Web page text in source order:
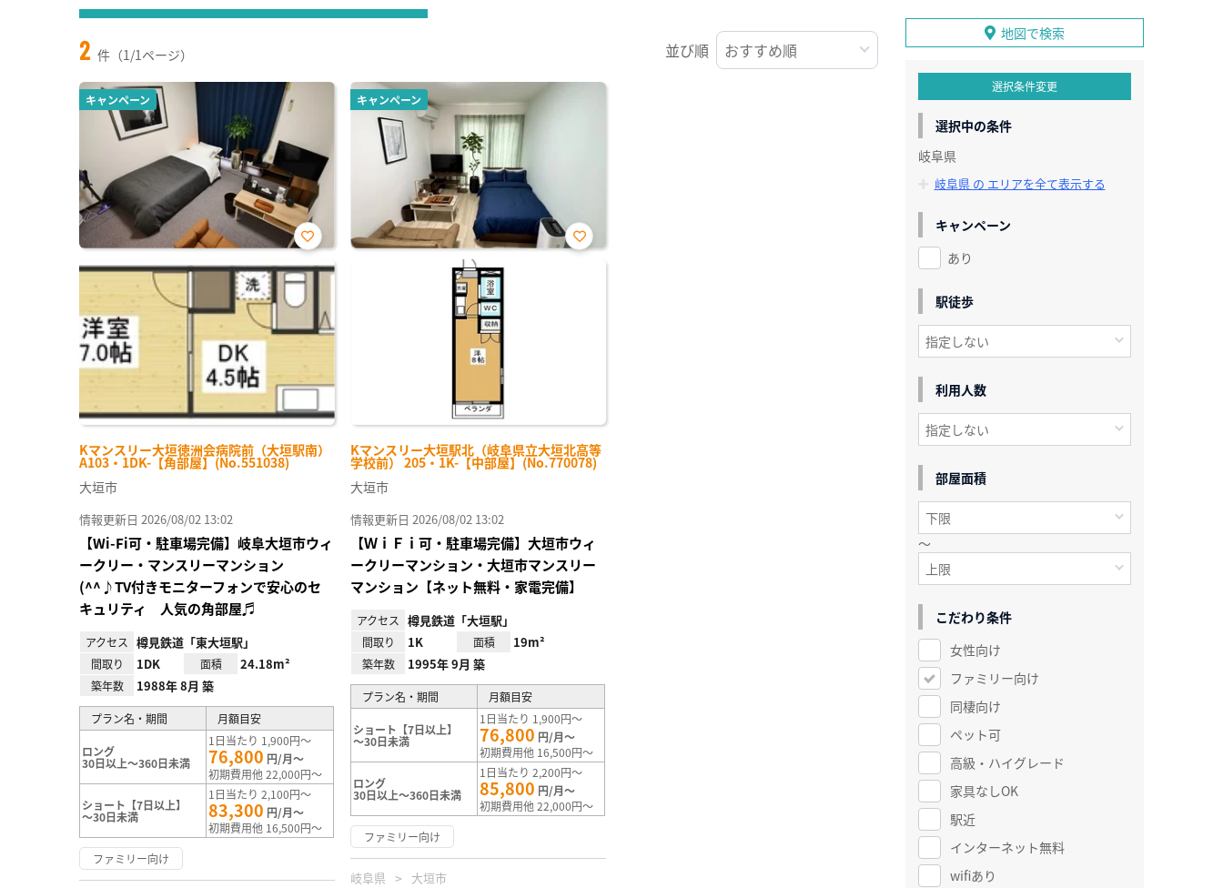
2 件（1/1ページ） 並び順
キャンペーン
Kマンスリー大垣徳洲会病院前（大垣駅南）
A103・1DK-【角部屋】(No.551038)
お気
に入
り登
録
大垣市
情報更新日 2026/08/02 13:02
【Wi-Fi可・駐車場完備】岐阜大垣市ウィ
ークリー・マンスリーマンション
(^^♪TV付きモニターフォンで安心のセ
キュリティ 人気の角部屋♬
アクセス 樽見鉄道「東大垣駅」
間取り 1DK 面積 24.18m²
築年数 1988年 8月 築
プラン名・期間 月額目安
ロング
30日以上～360日未満
1日当たり 1,900円～
76,800 円/月～
初期費用他 22,000円～
ショート【7日以上】
～30日未満
1日当たり 2,100円～
83,300 円/月～
初期費用他 16,500円～
ファミリー向け
キャンペーン
Kマンスリー大垣駅北（岐阜県立大垣北高等
学校前） 205・1K-【中部屋】(No.770078)
お気
大垣市
情報更新日 2026/08/02 13:02
【ＷｉＦｉ可・駐車場完備】大垣市ウィ
ークリーマンション・大垣市マンスリー
マンション【ネット無料・家電完備】
アクセス 樽見鉄道「大垣駅」
間取り 1K 面積 19m²
築年数 1995年 9月 築
プラン名・期間 月額目安
ショート【7日以上】
～30日未満
1日当たり 1,900円～
76,800 円/月～
初期費用他 16,500円～
ロング
30日以上～360日未満
1日当たり 2,200円～
85,800 円/月～
初期費用他 22,000円～
ファミリー向け
岐阜県 大垣市
地図で検索
選択条件変更
選択中の条件
岐阜県
岐阜県 の エリアを全て表示する
キャンペーン
あり
駅徒歩
利用人数
部屋面積
～
こだわり条件
女性向け
ファミリー向け
同棲向け
ペット可
高級・ハイグレード
家具なしOK
駅近
インターネット無料
wifiあり